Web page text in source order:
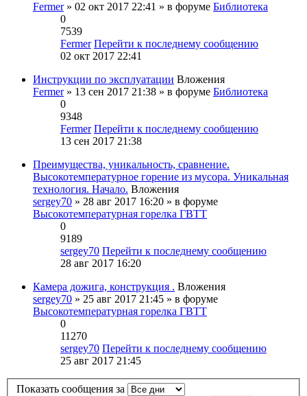
Fermer» 02 окт 2017 22:41 » в форуме Библиотека
0
7539
Fermer Перейти к последнему сообщению
02 окт 2017 22:41
Инструкции по эксплуатации Вложения
Fermer» 13 сен 2017 21:38 » в форуме Библиотека
0
9348
Fermer Перейти к последнему сообщению
13 сен 2017 21:38
Преимущества, уникальность, сравнение.
Высокотемпературное горение из мусора. Уникальная
технология. Начало. Вложения
sergey70 » 28 авг 2017 16:20 » в форуме
Высокотемпературная горелка ГВТТ
0
9189
sergey70 Перейти к последнему сообщению
28 авг 2017 16:20
Камера дожига, конструкция . Вложения
sergey70 » 25 авг 2017 21:45 » в форуме
Высокотемпературная горелка ГВТТ
0
11270
sergey70 Перейти к последнему сообщению
25 авг 2017 21:45
Показать сообщения за